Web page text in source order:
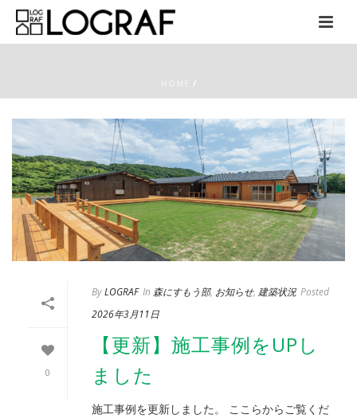
/
0
ByLOGRAF In 森にすもう部, お知らせ, 建築状況 Posted
2026年3月11日
【更新】施工事例をUPし
ました
施工事例を更新しました。 ここらからご覧くだ